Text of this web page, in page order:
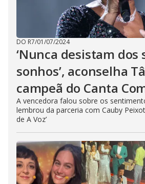
DO R7/01/07/2024
‘Nunca desistam dos
sonhos’, aconselha
campeã do Canta
A vencedora falou sobre os
lembrou da parceria com Cauby
de A Voz’